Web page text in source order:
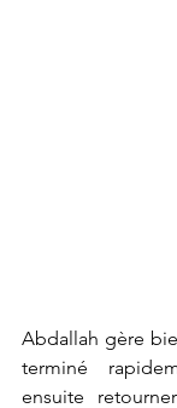
Abdallah gère
terminé
ensuite